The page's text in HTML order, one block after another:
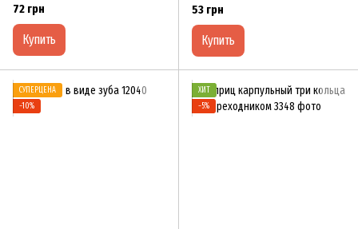
72 грн
Купить
53 грн
Купить
СУПЕРЦЕНА
−10%
ХИТ
−5%